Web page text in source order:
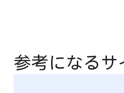
参考に​なる​サ